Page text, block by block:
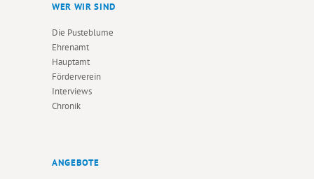
WER WIR SIND
Die Pusteblume
Ehrenamt
Hauptamt
Förderverein
Interviews
Chronik
ANGEBOTE